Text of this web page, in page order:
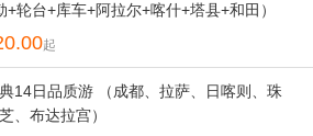
+轮台+库车+阿拉尔+喀什+塔县+和田）
起
14日品质游 （成都、拉萨、日喀则、珠
、布达拉宫）